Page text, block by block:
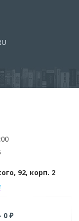
92, корп. 2
0 ₽